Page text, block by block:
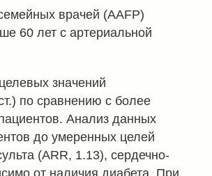
врачей (AAFP)
60 лет с артериальной
значений
по сравнению с более
Анализ данных
до умеренных целей
(ARR, 1.13), сердечно-
от наличия диабета. При